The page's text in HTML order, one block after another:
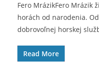
Fero MrázikFero Mrázik
horách od narodenia.
dobrovoľnej horskej
Read More